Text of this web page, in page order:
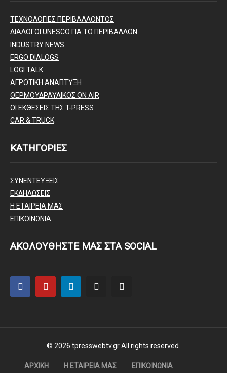
ΤΕΧΝΟΛΟΓΙΕΣ ΠΕΡΙΒΑΛΛΟΝΤΟΣ
ΔΙΑΛΟΓΟΙ UNESCO ΓΙΑ ΤΟ ΠΕΡΙΒΑΛΛΟΝ
INDUSTRY NEWS
ERGO DIALOGS
LOGI TALK
ΑΓΡΟΤΙΚΗ ΑΝΑΠΤΥΞΗ
ΘΕΡΜΟΥΔΡΑΥΛΙΚΟΣ ΟΝ AIR
ΟΙ ΕΚΘΕΣΕΙΣ ΤΗΣ T-PRESS
CAR & TRUCK
ΚΑΤΗΓΟΡΙΕΣ
ΣΥΝΕΝΤΕΥΞΕΙΣ
ΕΚΔΗΛΩΣΕΙΣ
Η ΕΤΑΙΡΕΙΑ ΜΑΣ
ΕΠΙΚΟΙΝΩΝΙΑ
ΑΚΟΛΟΥΘΗΣΤΕ ΜΑΣ ΣΤΑ SOCIAL
© 2026 tpresswebtv.gr All rights reserved.
ΑΡΧΙΚΗ Η ΕΤΑΙΡΕΙΑ ΜΑΣ ΕΠΙΚΟΙΝΩΝΙΑ